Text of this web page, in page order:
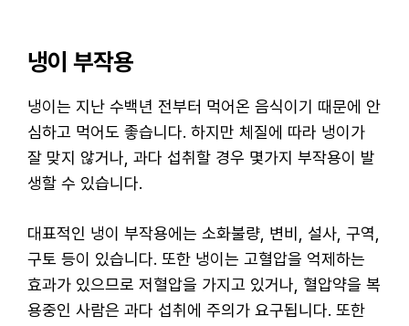
냉이 부작용
냉이는 지난 수백년 전부터 먹어온 음식이기 때문에 안
심하고 먹어도 좋습니다. 하지만 체질에 따라 냉이가
잘 맞지 않거나, 과다 섭취할 경우 몇가지 부작용이 발
생할 수 있습니다.
대표적인 냉이 부작용에는 소화불량, 변비, 설사, 구역,
구토 등이 있습니다. 또한 냉이는 고혈압을 억제하는
효과가 있으므로 저혈압을 가지고 있거나, 혈압약을 복
용중인 사람은 과다 섭취에 주의가 요구됩니다. 또한